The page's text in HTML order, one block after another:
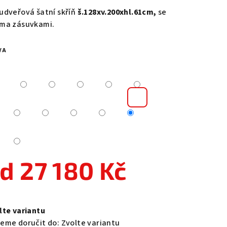
šatní skříň š.128xv.200xhl.61cm,se
zásuvkami.
27 180 Kč
variantu
doručit do: Zvolte variantu